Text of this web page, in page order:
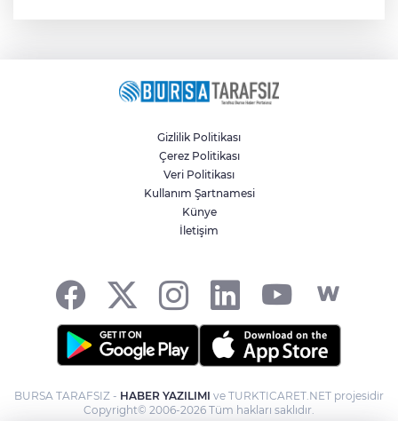
Gizlilik Politikası
Çerez Politikası
Veri Politikası
Kullanım Şartnamesi
Künye
İletişim
BURSA TARAFSIZ - HABER YAZILIMI ve TURKTICARET.NET projesidir
Copyright© 2006-2026 Tüm hakları saklıdır.